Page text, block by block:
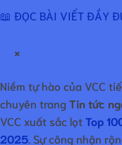
📖 ĐỌC BÀI VIẾT ĐẦY
×
Niềm tự hào của VCC
chuyên trangTin tức
VCC xuất sắc lọtTop
2025 . Sự công nhận